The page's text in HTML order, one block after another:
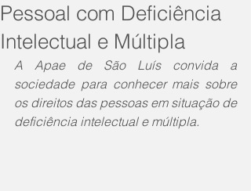
Pessoal com Deficiência
Intelectual e Múltipla
A Apae de São Luís convida a
sociedade para conhecer mais sobre
os direitos das pessoas em situação de
deficiência intelectual e múltipla.